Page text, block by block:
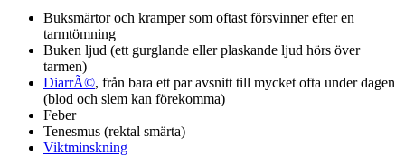
Buksmärtor och kramper som oftast försvinner efter en
tarmtömning
Buken ljud (ett gurglande eller plaskande ljud hörs över
tarmen)
DiarrÃ©, från bara ett par avsnitt till mycket ofta under dagen
(blod och slem kan förekomma)
Feber
Tenesmus (rektal smärta)
Viktminskning